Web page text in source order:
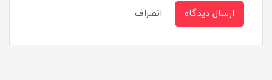
ارسال دیدگاه انصراف